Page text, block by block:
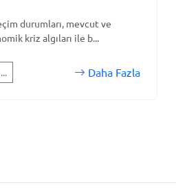
durumları, mevcut ve
kriz algıları ile b...
Daha Fazla